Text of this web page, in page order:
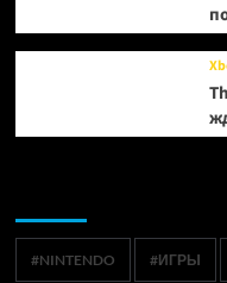
#NINTENDO #ИГРЫ